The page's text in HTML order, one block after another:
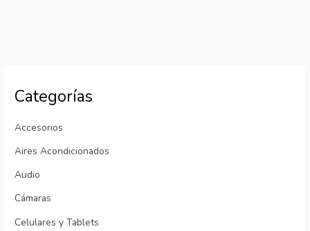
Categorías
Accesorios
Aires Acondicionados
Audio
Cámaras
Celulares y Tablets